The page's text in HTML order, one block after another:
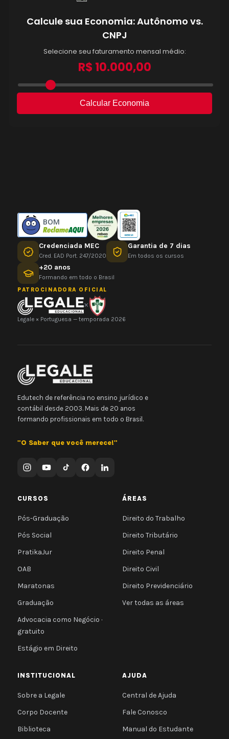
BOM
Credenciada MEC
Cred. EAD Port. 247/2020
Garantia de 7 dias
Em todos os cursos
+20 anos
Formando em todo o Brasil
PATROCINADORA OFICIAL
×
Legale × Portuguesa — temporada 2026
Edutech de referência no ensino jurídico e
contábil desde 2003. Mais de 20 anos
formando profissionais em todo o Brasil.
"O Saber que você merece!"
CURSOS
Pós-Graduação
Pós Social
PratikaJur
OAB
Maratonas
Graduação
Advocacia como Negócio ·
gratuito
Estágio em Direito
ÁREAS
Direito do Trabalho
Direito Tributário
Direito Penal
Direito Civil
Direito Previdenciário
Ver todas as áreas
INSTITUCIONAL
Sobre a Legale
Corpo Docente
Biblioteca
AJUDA
Central de Ajuda
Fale Conosco
Manual do Estudante